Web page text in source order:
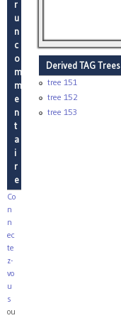
r
u
n
c
o
m
m
e
n
t
a
i
r
e
Co
n
n
ec
te
z-
vo
u
s
ou
Derived TAG Trees
tree 151
tree 152
tree 153